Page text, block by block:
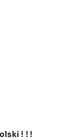
! ! !